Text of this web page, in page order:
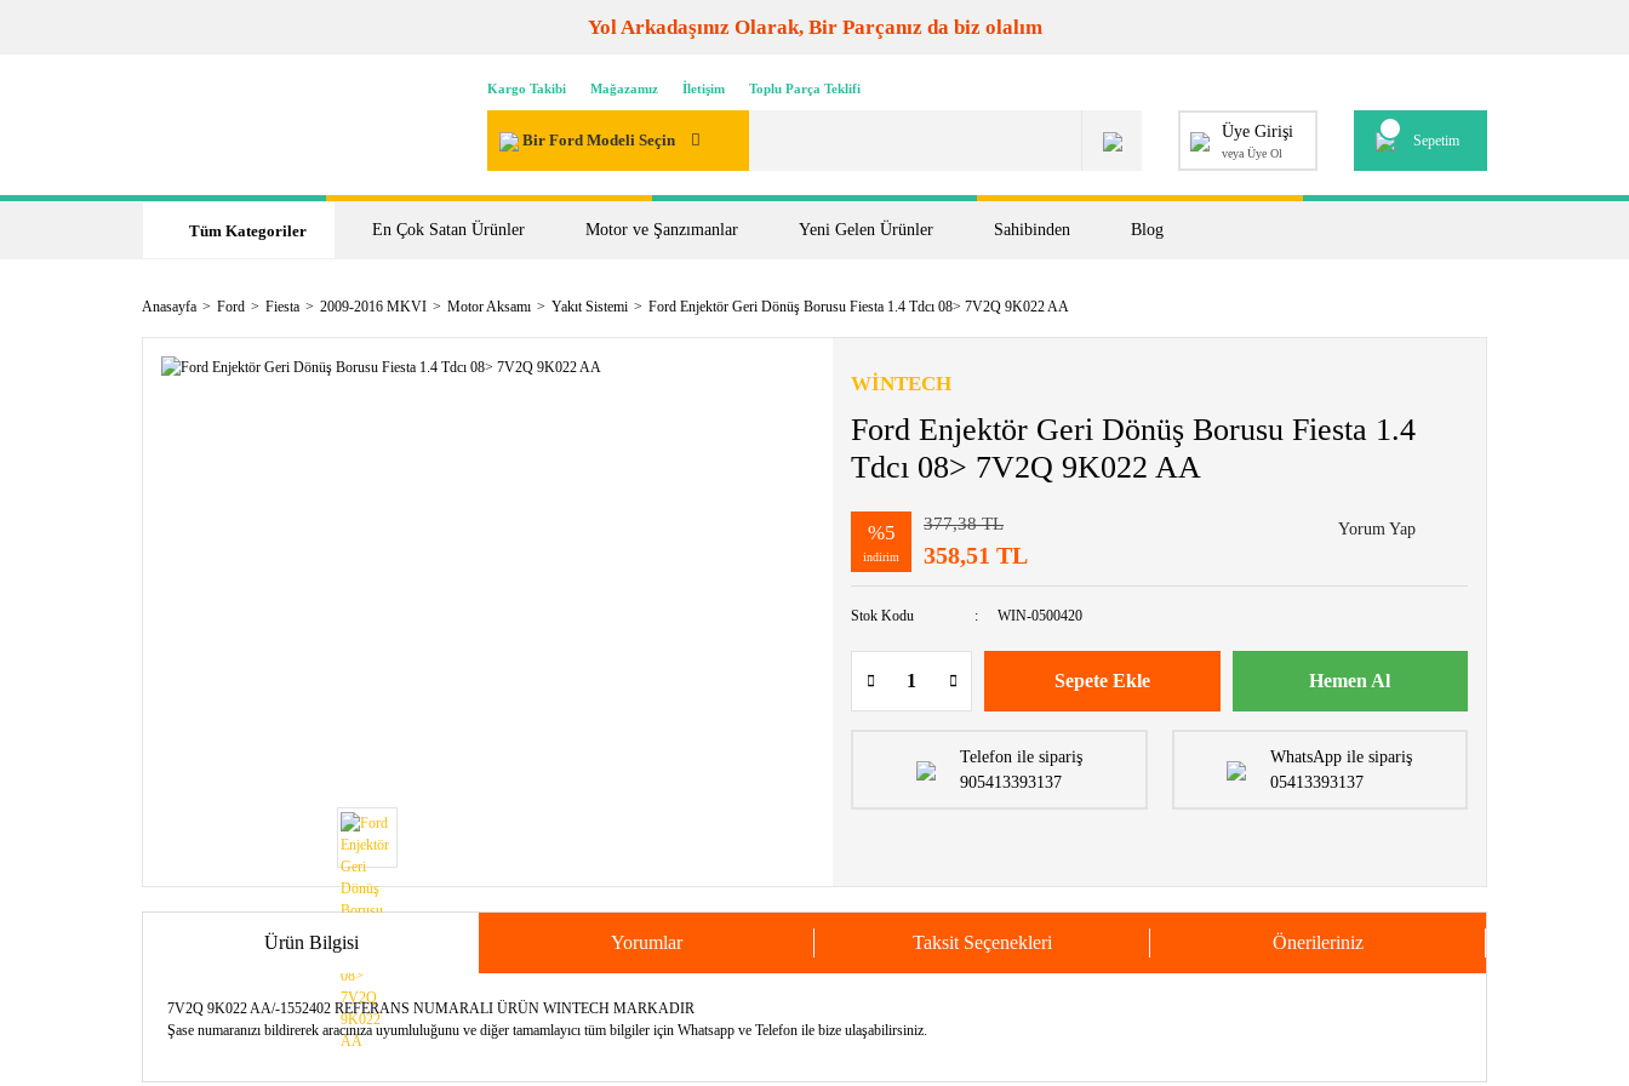
Yol Arkadaşınız Olarak, Bir Parçanız da biz olalım
Kargo Takibi Mağazamız İletişim Toplu Parça Teklifi
Bir Ford Modeli Seçin Üye Girişi
veya Üye Ol
Sepetim
Tüm Kategoriler En Çok Satan Ürünler Motor ve Şanzımanlar Yeni Gelen Ürünler Sahibinden Blog
Anasayfa Ford Fiesta 2009-2016 MKVI Motor Aksamı Yakıt Sistemi Ford Enjektör Geri Dönüş Borusu Fiesta 1.4 Tdcı 08> 7V2Q 9K022 AA
WİNTECH
Ford Enjektör Geri Dönüş Borusu Fiesta 1.4
Tdcı 08> 7V2Q 9K022 AA
%5
indirim
377,38 TL
358,51 TL
Yorum Yap
Stok Kodu WIN-0500420
Sepete Ekle Hemen Al
Telefon ile sipariş
905413393137
WhatsApp ile sipariş
05413393137
Ürün Bilgisi Yorumlar Taksit Seçenekleri Önerileriniz
7V2Q 9K022 AA/-1552402 REFERANS NUMARALI ÜRÜN WINTECH MARKADIR
Şase numaranızı bildirerek aracınıza uyumluluğunu ve diğer tamamlayıcı tüm bilgiler için Whatsapp ve Telefon ile bize ulaşabilirsiniz.